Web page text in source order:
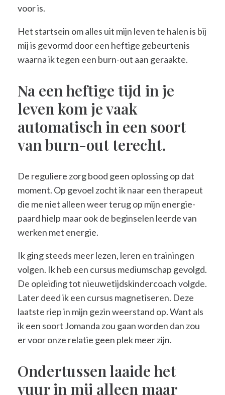
voor is.
Het startsein om alles uit mijn leven te halen is bij
mij is gevormd door een heftige gebeurtenis
waarna ik tegen een burn-out aan geraakte.
Na een heftige tijd in je
leven kom je vaak
automatisch in een soort
van burn-out terecht.
De reguliere zorg bood geen oplossing op dat
moment. Op gevoel zocht ik naar een therapeut
die me niet alleen weer terug op mijn energie-
paard hielp maar ook de beginselen leerde van
werken met energie.
Ik ging steeds meer lezen, leren en trainingen
volgen. Ik heb een cursus mediumschap gevolgd.
De opleiding tot nieuwetijdskindercoach volgde.
Later deed ik een cursus magnetiseren. Deze
laatste riep in mijn gezin weerstand op. Want als
ik een soort Jomanda zou gaan worden dan zou
er voor onze relatie geen plek meer zijn.
Ondertussen laaide het
vuur in mij alleen maar